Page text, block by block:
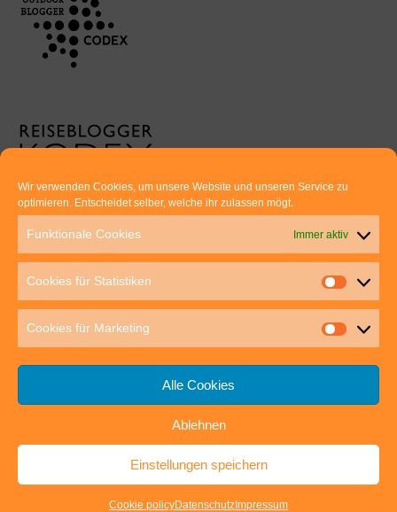
Wir verwenden Cookies, um unsere Website und unseren Service zu
optimieren. Entscheidet selber, welche ihr zulassen mögt.
Funktionale Cookies Immer aktiv
Cookies für Statistiken
Cookies für Marketing
Alle Cookies
Ablehnen
Einstellungen speichern
Cookie policyDatenschutz Impressum
Euer direkter Draht zu uns:
Thomas Rathay und Silke Rommel
70563 Stuttgart
post@outdoor-hochgenuss.de
IMPRESSUM DATENSCHUTZ
outdoor-hochgenuss.de| Präsentiert vonMantra&WordPress.